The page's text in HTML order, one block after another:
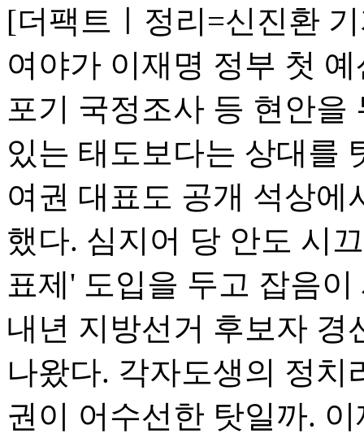
[더팩트ㅣ정리=신진환
여야가 이재명 정부 첫
포기 국정조사 등 현안을
있는 태도보다는 상대를
여권 대표도 공개 석상에
했다. 심지어 당 안도 시
표제' 도입을 두고 잡음
내년 지방선거 후보자 경
나왔다. 각자도생의 정치
권이 어수선한 탓일까.